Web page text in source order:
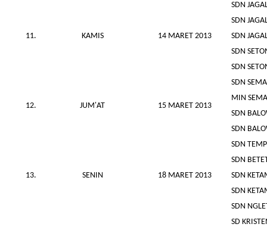
11. KAMIS 14 MARET 2013
SDN
SDN
SDN
SDN
SDN
12. JUM'AT 15 MARET 2013
SDN
MIN
SDN
SDN
13. SENIN 18 MARET 2013
SDN
SDN
SDN
SDN
SDN
SD